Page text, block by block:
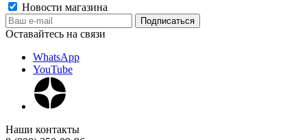
Новости магазина
Оставайтесь на связи
WhatsApp
YouTube
Наши контакты